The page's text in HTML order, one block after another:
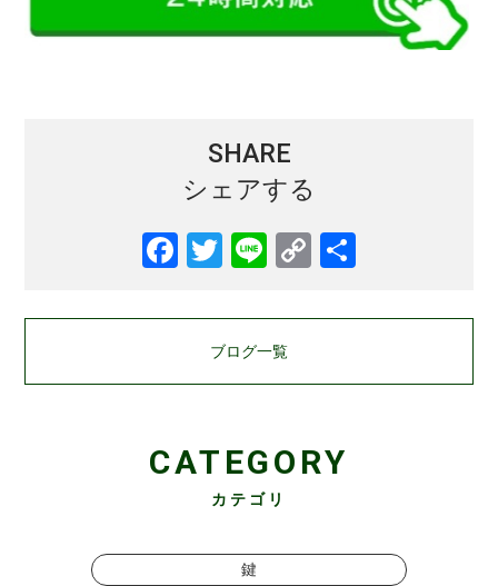
SHARE
シェアする
ブログ一覧
CATEGORY
カテゴリ
鍵